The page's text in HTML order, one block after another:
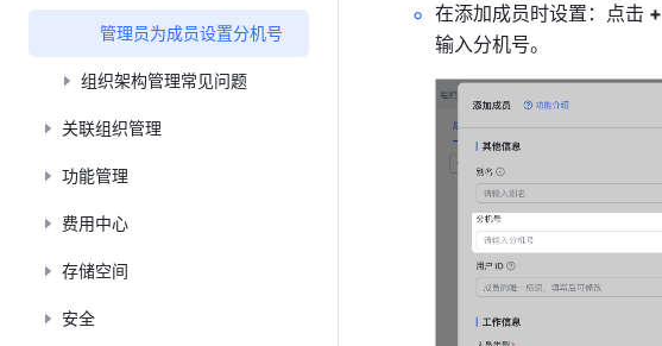
管理员为成员设置分机号
组织架构管理常见问题
关联组织管理
功能管理
费用中心
存储空间
安全
在添加成员时设置：点击 +
输入分机号。